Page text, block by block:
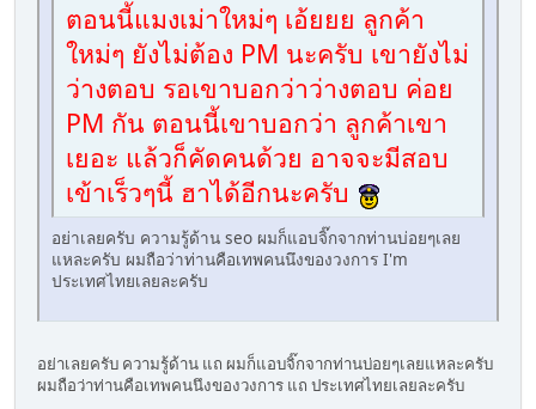
ตอนนี้แมงเม่าใหม่ๆ เอ้ยยย ลูกค้า
ใหม่ๆ ยังไม่ต้อง PM นะครับ เขายังไม่
ว่างตอบ รอเขาบอกว่าว่างตอบ ค่อย
PM กัน ตอนนี้เขาบอกว่า ลูกค้าเขา
เยอะ แล้วก็คัดคนด้วย อาจจะมีสอบ
เข้าเร็วๆนี้ ฮาได้อีกนะครับ
อย่าเลยครับ ความรู้ด้าน seo ผมก็แอบจิ๊กจากท่านบ่อยๆเลย
แหละครับ ผมถือว่าท่านคือเทพคนนึงของวงการ I'm
ประเทศไทยเลยละครับ
อย่าเลยครับ ความรู้ด้าน แถ ผมก็แอบจิ๊กจากท่านบ่อยๆเลยแหละครับ
ผมถือว่าท่านคือเทพคนนึงของวงการ แถ ประเทศไทยเลยละครับ